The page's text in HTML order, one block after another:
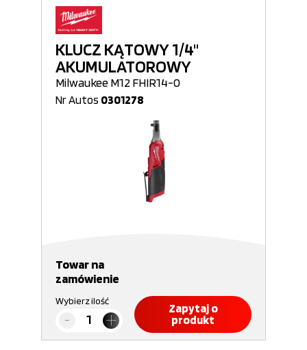
KLUCZ KĄTOWY 1/4"
AKUMULATOROWY
Milwaukee M12 FHIR14-0
Nr Autos 0301278
Towar na
zamówienie
Wybierz ilość
Zapytaj o
produkt